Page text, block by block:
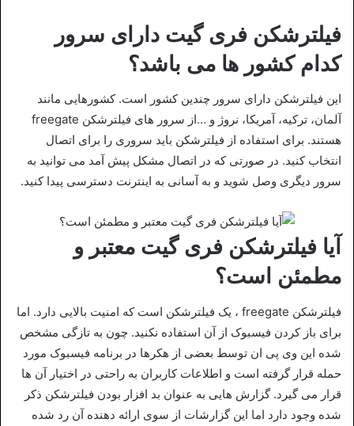
فیلترشکن فری گیت دارای سرور
کدام کشور ها می باشد؟
این فیلترشکن دارای سرور چندین کشور است. کشورهایی مانند
آلمان، ترکیه، آمریکا، نروژ و …از سرور های فیلترشکن freegate
هستند. برای استفاده از فیلترشکن باید سروری را برای اتصال
انتخاب کنید. در صورتی که در اتصال مشکل پیش آمد می توانید به
سرور دیگری وصل شوید و به آسانی به اینترنت دسترسی پیدا کنید.
آیا فیلترشکن فری گیت معتبر و
مطمئن است؟
فیلترشکن freegate ، یک فیلترشکن است که امنیت بالایی دارد. اما
برای باز کردن فیسبوک از آن استفاده نکنید. چون به تازگی مشخص
شده این وی پی ان توسط بعضی از هکرها در برنامه فیسبوک مورد
حمله قرار گرفته است و اطلاعات کاربران به راحتی در اختیار آن ها
قرار می گیرد. گزارش هایی به عنوان بد افزار بودن فیلترشکن ذکر
شده وجود دارد اما این گزارشات از سوی ارائه دهنده آن رد شده